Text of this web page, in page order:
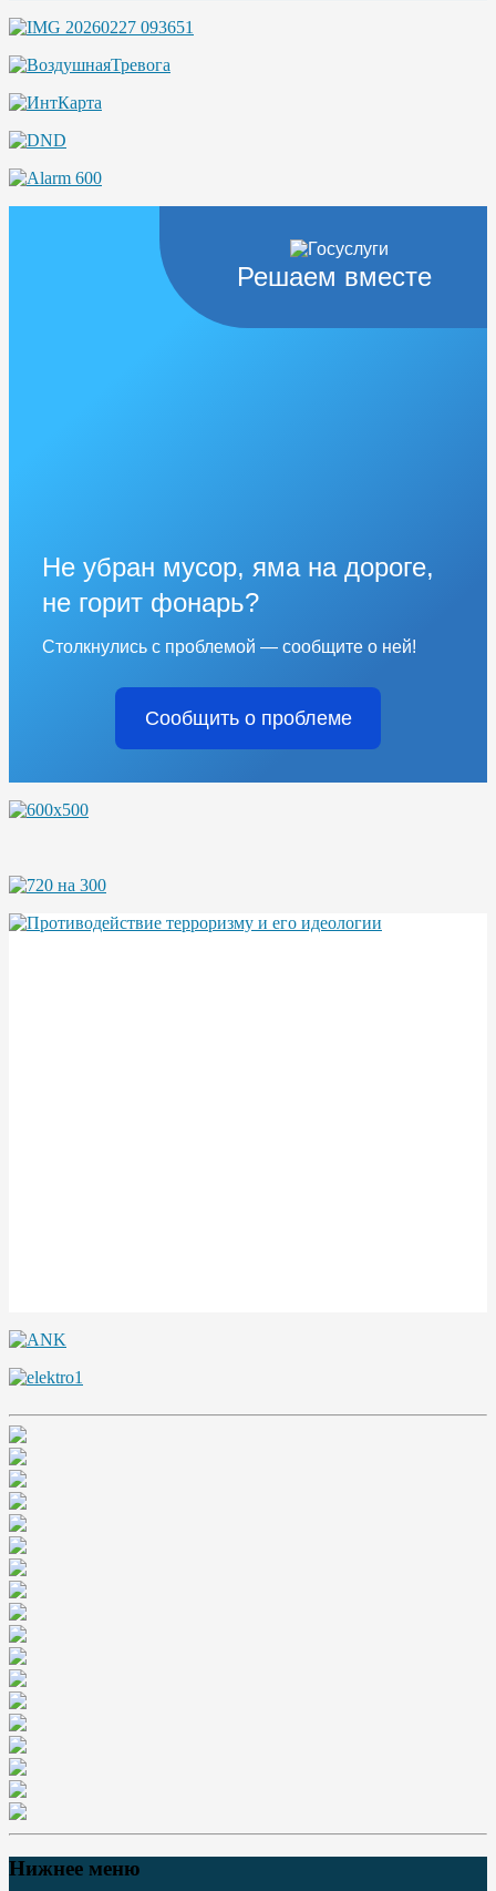
Решаем вместе
Не убран мусор, яма на дороге,
не горит фонарь?
Столкнулись с проблемой — сообщите о ней!
Сообщить о проблеме
Нижнее меню